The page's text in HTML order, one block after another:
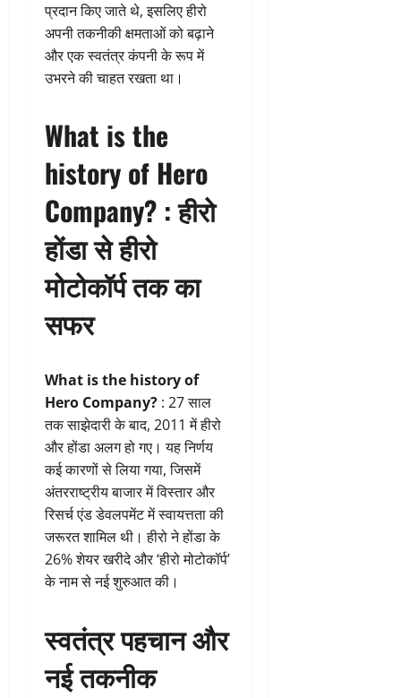
प्रदान किए जाते थे, इसलिए हीरो
अपनी तकनीकी क्षमताओं को बढ़ाने
और एक स्वतंत्र कंपनी के रूप में
उभरने की चाहत रखता था।
What is the
history of Hero
Company? :हीरो
होंडा से हीरो
मोटोकॉर्प तक का
सफर
What is the history of
Hero Company? : 27 साल
तक साझेदारी के बाद, 2011 में हीरो
और होंडा अलग हो गए। यह निर्णय
कई कारणों से लिया गया, जिसमें
अंतरराष्ट्रीय बाजार में विस्तार और
रिसर्च एंड डेवलपमेंट में स्वायत्तता की
जरूरत शामिल थी। हीरो ने होंडा के
26% शेयर खरीदे और ‘हीरो मोटोकॉर्प’
के नाम से नई शुरुआत की।
स्वतंत्र पहचान और
नई तकनीक